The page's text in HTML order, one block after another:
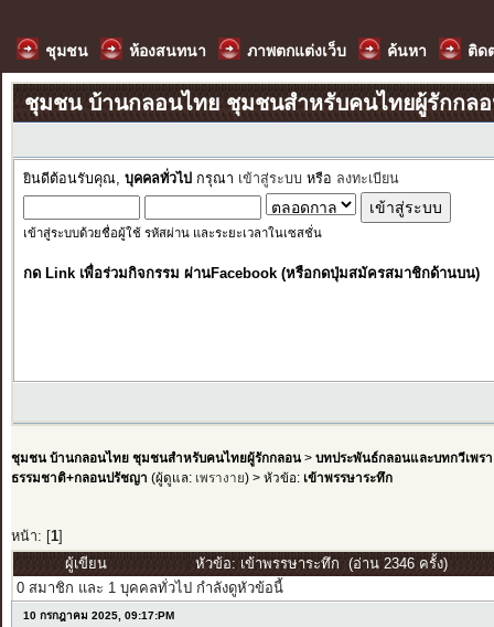
ชุมชน ห้องสนทนา ภาพตกแต่งเว็บ ค้นหา ติด
ชุมชน บ้านกลอนไทย ชุมชนสำหรับคนไทยผู้รักกล
ยินดีต้อนรับคุณ, บุคคลทั่วไป กรุณา เข้าสู่ระบบ หรือ ลงทะเบียน
เข้าสู่ระบบด้วยชื่อผู้ใช้ รหัสผ่าน และระยะเวลาในเซสชั่น
กด Link เพื่อร่วมกิจกรรม ผ่านFacebook (หรือกดปุ่มสมัครสมาชิกด้านบน)
ชุมชน บ้านกลอนไทย ชุมชนสำหรับคนไทยผู้รักกลอน> บทประพันธ์กลอนและบทกวีเพรา
ธรรมชาติ+กลอนปรัชญา (ผู้ดูแล: เพรางาย) > หัวข้อ: เข้าพรรษาระทึก
หน้า: [ 1]
ผู้เขียน
หัวข้อ: เข้าพรรษาระทึก (อ่าน 2346 ครั้ง)
0 สมาชิก และ 1 บุคคลทั่วไป กำลังดูหัวข้อนี้
10 กรกฎาคม 2025, 09:17:PM